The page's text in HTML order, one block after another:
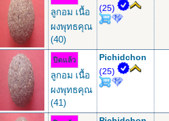
ลูกอม เนื้อ
ผงพุทธคุณ
(40)
(25)
ปิดแล้ว
ลูกอม เนื้อ
ผงพุทธคุณ
(41)
Pichidchon
(25)